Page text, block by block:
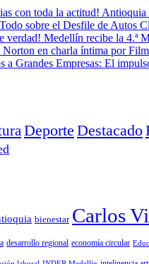
con toda la actitud!
sobre el Desfile de Autos
verdad! Medellín recibe la 4.ª
en charla íntima por
a Grandes Empresas: El
Deporte Destacado
bienestar Carlos
desarrollo regional economía circular